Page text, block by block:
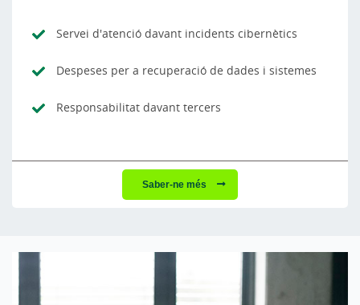
Servei d'atenció davant incidents cibernètics
Despeses per a recuperació de dades i sistemes
Responsabilitat davant tercers
Saber-ne més